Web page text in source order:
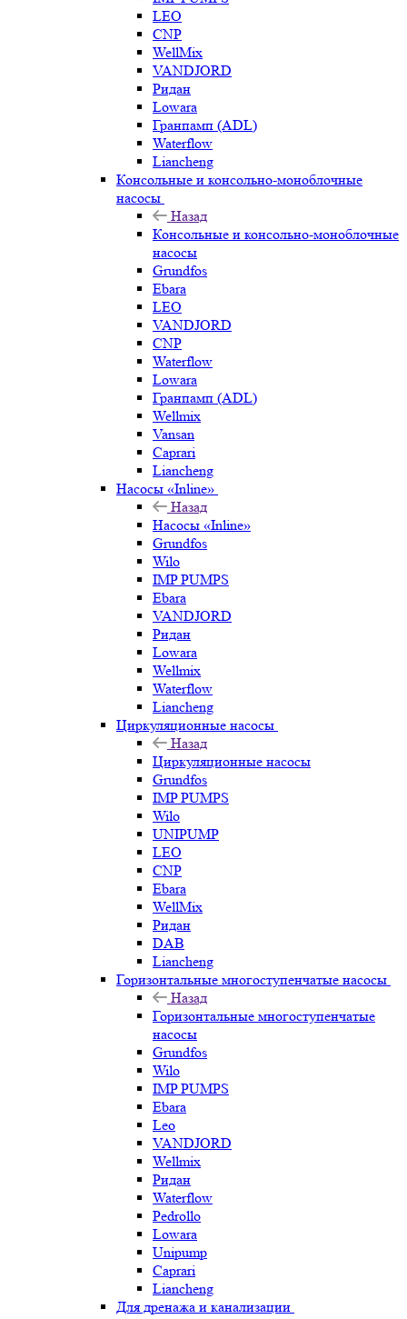
LEO
CNP
WellMix
VANDJORD
Ридан
Lowara
Гранпамп (ADL)
Waterflow
Liancheng
Консольные и консольно-моноблочные
насосы
Назад
Консольные и консольно-моноблочные
насосы
Grundfos
Ebara
LEO
VANDJORD
CNP
Waterflow
Lowara
Гранпамп (ADL)
Wellmix
Vansan
Caprari
Liancheng
Насосы «Inline»
Назад
Насосы «Inline»
Grundfos
Wilo
IMP PUMPS
Ebara
VANDJORD
Ридан
Lowara
Wellmix
Waterflow
Liancheng
Циркуляционные насосы
Назад
Циркуляционные насосы
Grundfos
IMP PUMPS
Wilo
UNIPUMP
LEO
CNP
Ebara
WellMix
Ридан
DAB
Liancheng
Горизонтальные многоступенчатые насосы
Назад
Горизонтальные многоступенчатые
насосы
Grundfos
Wilo
IMP PUMPS
Ebara
Leo
VANDJORD
Wellmix
Ридан
Waterflow
Pedrollo
Lowara
Unipump
Caprari
Liancheng
Для дренажа и канализации